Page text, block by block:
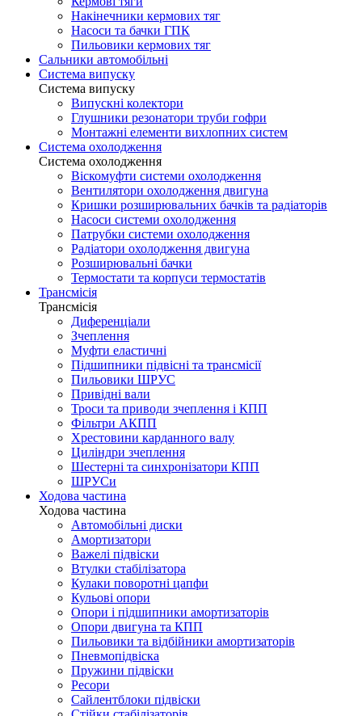
Накінечники кермових тяг
Насоси та бачки ГПК
Пильовики кермових тяг
Сальники автомобільні
Система випуску
Система випуску
Випускні колектори
Глушники резонатори труби гофри
Монтажні елементи вихлопних систем
Система охолодження
Система охолодження
Віскомуфти системи охолодження
Вентилятори охолодження двигуна
Кришки розширювальних бачків та радіаторів
Насоси системи охолодження
Патрубки системи охолодження
Радіатори охолодження двигуна
Розширювальні бачки
Термостати та корпуси термостатів
Трансмісія
Трансмісія
Диференціали
Зчеплення
Муфти еластичні
Підшипники підвісні та трансмісії
Пильовики ШРУС
Привідні вали
Троси та приводи зчеплення і КПП
Фільтри АКПП
Хрестовини карданного валу
Циліндри зчеплення
Шестерні та синхронізатори КПП
ШРУСи
Ходова частина
Ходова частина
Автомобільні диски
Амортизатори
Важелі підвіски
Втулки стабілізатора
Кулаки поворотні цапфи
Кульові опори
Опори і підшипники амортизаторів
Опори двигуна та КПП
Пильовики та відбійники амортизаторів
Пневмопідвіска
Пружини підвіски
Ресори
Сайлентблоки підвіски